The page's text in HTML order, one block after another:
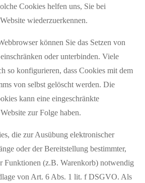
Cookies helfen uns, Sie bei
wiederzuerkennen.
können Sie das Setzen von
oder unterbinden. Viele
so konfigurieren, dass Cookies mit dem
von selbst gelöscht werden. Die
kann eine eingeschränkte
zur Folge haben.
die zur Ausübung elektronischer
oder der Bereitstellung bestimmter,
Funktionen (z.B. Warenkorb) notwendig
von Art. 6 Abs. 1 lit. f DSGVO. Als